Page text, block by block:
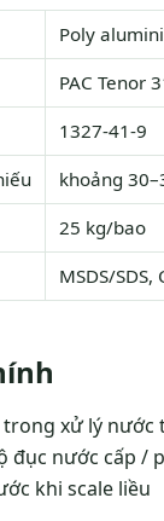
Poly
PAC Tenor
1327-41-9
khoảng
25 kg/bao
MSDS/
trong xử lý nước
đục nước cấp /
khi scale liều